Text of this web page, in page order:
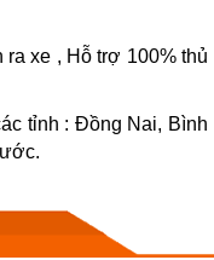
xe , Hỗ trợ 100% thủ
tỉnh : Đồng Nai, Bình